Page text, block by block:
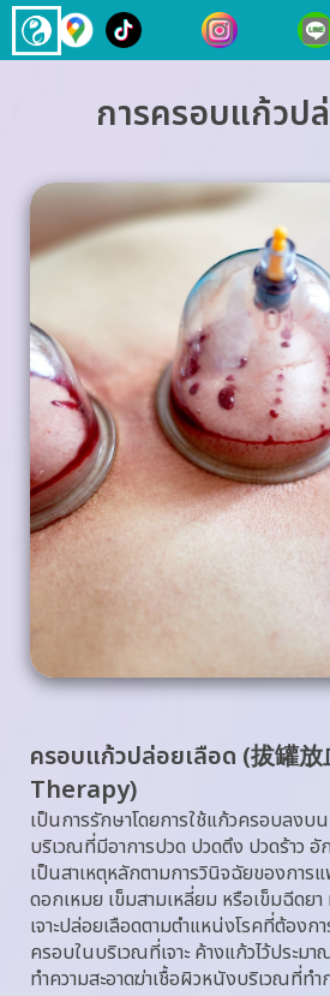
การครอบแก้วป
ครอบแก้วปล่อยเลือด (拔罐
Therapy)
เป็นการรักษาโดยการใช้แก้วครอบลงบ
บริเวณที่มีอาการปวด ปวดตึง ปวดร้าว
เป็นสาเหตุหลักตามการวินิจฉัยของการ
ดอกเหมย เข็มสามเหลี่ยม หรือเข็มฉีดย
เจาะปล่อยเลือดตามตำแหน่งโรคที่ต้อง
ครอบในบริเวณที่เจาะ ค้างแก้วไว้ประม
ทำความสะอาดฆ่าเชื้อผิวหนังบริเวณที่ทำ